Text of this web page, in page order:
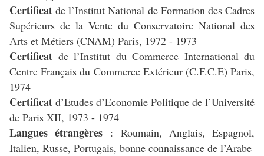
Certificat de l’Institut National de Formation des Cadres
Supérieurs de la Vente du Conservatoire National des
Arts et Métiers (CNAM) Paris, 1972 - 1973
Certificat de l’Institut du Commerce International du
Centre Français du Commerce Extérieur (C.F.C.E) Paris,
1974
Certificat d’Etudes d’Economie Politique de l’Université
de Paris XII, 1973 - 1974
Langues étrangères : Roumain, Anglais, Espagnol,
Italien, Russe, Portugais, bonne connaissance de l’Arabe